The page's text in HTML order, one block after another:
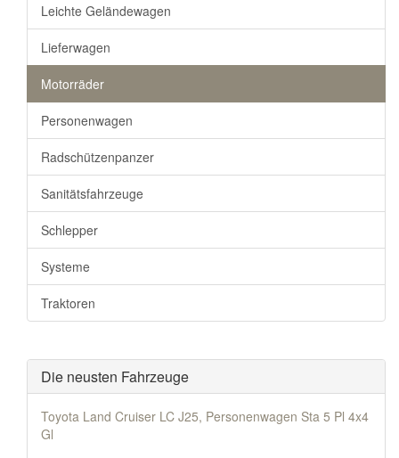
Leichte Geländewagen
Lieferwagen
Motorräder
Personenwagen
Radschützenpanzer
Sanitätsfahrzeuge
Schlepper
Systeme
Traktoren
Die neusten Fahrzeuge
Toyota Land Cruiser LC J25, Personenwagen Sta 5 Pl 4x4
Gl